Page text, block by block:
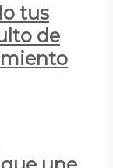
tus
de